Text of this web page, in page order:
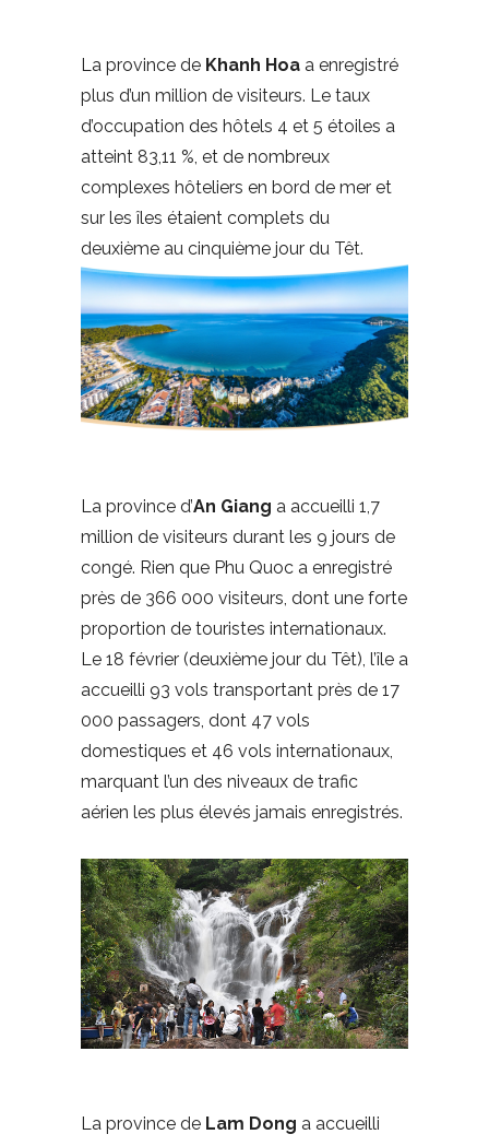
La province de Khanh Hoa a enregistré
plus d’un million de visiteurs. Le taux
d’occupation des hôtels 4 et 5 étoiles a
atteint 83,11 %, et de nombreux
complexes hôteliers en bord de mer et
sur les îles étaient complets du
deuxième au cinquième jour du Têt.
La province d’An Giang a accueilli 1,7
million de visiteurs durant les 9 jours de
congé. Rien que Phu Quoc a enregistré
près de 366 000 visiteurs, dont une forte
proportion de touristes internationaux.
Le 18 février (deuxième jour du Têt), l’île a
accueilli 93 vols transportant près de 17
000 passagers, dont 47 vols
domestiques et 46 vols internationaux,
marquant l’un des niveaux de trafic
aérien les plus élevés jamais enregistrés.
La province de Lam Dong a accueilli